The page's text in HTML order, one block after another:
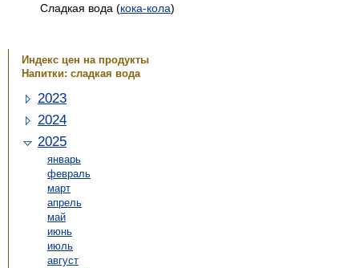
Сладкая вода (кока-кола)
Индекс цен на продукты
Напитки: сладкая вода
2023
2024
2025
январь
февраль
март
апрель
май
июнь
июль
август